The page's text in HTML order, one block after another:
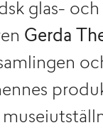
glas-
Gerda